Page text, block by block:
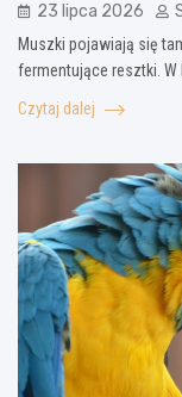
23 lipca 2026
Muszki pojawiają się
fermentujące resztki. W
Czytaj dalej